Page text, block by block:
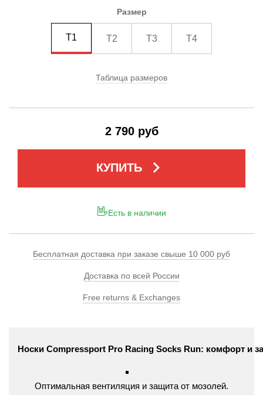
Размер
T1 T2 T3 T4
Таблица размеров
2 790 руб
КУПИТЬ keyboard_arrow_right
Есть в наличии
Бесплатная доставка при заказе свыше 10 000 руб
Доставка по всей России
Free returns & Exchanges
Носки Compressport Pro Racing Socks Run: комфорт и
Оптимальная вентиляция и защита от мозолей.